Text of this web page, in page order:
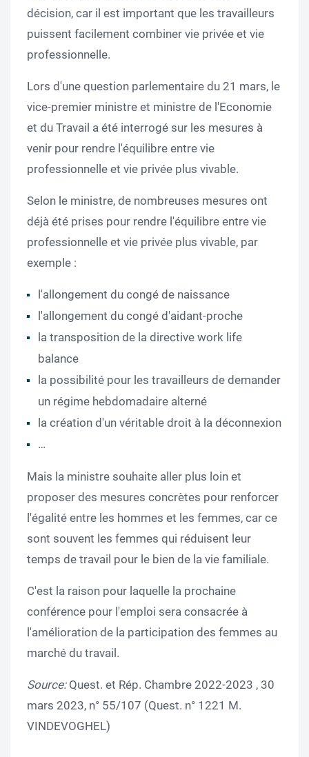
décision, car il est important que les travailleurs
puissent facilement combiner vie privée et vie
professionnelle.
Lors d'une question parlementaire du 21 mars, le
vice-premier ministre et ministre de l'Economie
et du Travail a été interrogé sur les mesures à
venir pour rendre l'équilibre entre vie
professionnelle et vie privée plus vivable.
Selon le ministre, de nombreuses mesures ont
déjà été prises pour rendre l'équilibre entre vie
professionnelle et vie privée plus vivable, par
exemple :
l'allongement du congé de naissance
l'allongement du congé d'aidant-proche
la transposition de la directive work life
balance
la possibilité pour les travailleurs de demander
un régime hebdomadaire alterné
la création d'un véritable droit à la déconnexion
…
Mais la ministre souhaite aller plus loin et
proposer des mesures concrètes pour renforcer
l'égalité entre les hommes et les femmes, car ce
sont souvent les femmes qui réduisent leur
temps de travail pour le bien de la vie familiale.
C'est la raison pour laquelle la prochaine
conférence pour l'emploi sera consacrée à
l'amélioration de la participation des femmes au
marché du travail.
Source:Quest. et Rép. Chambre 2022-2023 , 30
mars 2023, n° 55/107 (Quest. n° 1221 M.
VINDEVOGHEL)